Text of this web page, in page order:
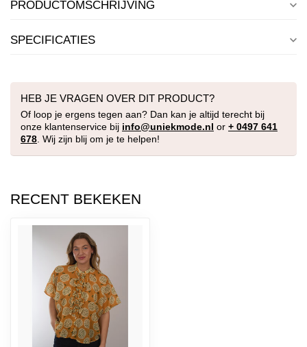
PRODUCTOMSCHRIJVING
SPECIFICATIES
HEB JE VRAGEN OVER DIT PRODUCT?
Of loop je ergens tegen aan? Dan kan je altijd terecht bij
onze klantenservice bij info@uniekmode.nl or + 0497 641
678. Wij zijn blij om je te helpen!
RECENT BEKEKEN